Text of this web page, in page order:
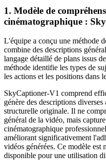
1. Modèle de
cinématographique :
L'équipe a conçu une méthode
combine des descriptions
langage détaillé de plans issus
méthode identifie les types de
les actions et les positions dans
SkyCaptioner-V1 comprend
génère des descriptions
structurelle originale. Il ne
général de la vidéo, mais
cinématographique
améliorant significativement
vidéos générées. Ce modèle est
disponible pour une utilisation